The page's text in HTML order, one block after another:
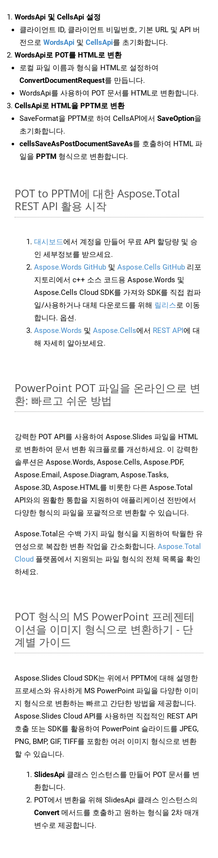
WordsApi 및 CellsApi 설정
클라이언트 ID, 클라이언트 비밀번호, 기본 URL 및 API 버
전으로 WordsApi 및 CellsApi를 초기화합니다.
WordsApi로 POT를 HTML로 변환
로컬 파일 이름과 형식을 HTML로 설정하여
ConvertDocumentRequest를 만듭니다.
WordsApi를 사용하여 POT 문서를 HTML로 변환합니다.
CellsApi로 HTML을 PPTM로 변환
SaveFormat을 PPTM로 하여 CellsAPI에서 SaveOption을
초기화합니다.
cellsSaveAsPostDocumentSaveAs를 호출하여 HTML 파
일을 PPTM 형식으로 변환합니다.
POT to PPTM에 대한 Aspose.Total
REST API 활용 시작
대시보드에서 계정을 만들어 무료 API 할당량 및 승
인 세부정보를 받으세요.
Aspose.Words GitHub 및 Aspose.Cells GitHub 리포
지토리에서 c++ 소스 코드용 Aspose.Words 및
Aspose.Cells Cloud SDK를 가져와 SDK를 직접 컴파
일/사용하거나 대체 다운로드를 위해 릴리스로 이동
합니다. 옵션.
Aspose.Words 및 Aspose.Cells에서 REST API에 대
해 자세히 알아보세요.
PowerPoint POT 파일을 온라인으로 변
환: 빠르고 쉬운 방법
강력한 POT API를 사용하여 Aspose.Slides 파일을 HTML
로 변환하여 문서 변환 워크플로를 개선하세요. 이 강력한
솔루션은 Aspose.Words, Aspose.Cells, Aspose.PDF,
Aspose.Email, Aspose.Diagram, Aspose.Tasks,
Aspose.3D, Aspose.HTML를 비롯한 다른 Aspose.Total
API와의 원활한 통합을 지원하여 애플리케이션 전반에서
다양한 형식의 파일을 포괄적으로 변환할 수 있습니다.
Aspose.Total은 수백 가지 파일 형식을 지원하여 탁월한 유
연성으로 복잡한 변환 작업을 간소화합니다. Aspose.Total
Cloud 플랫폼에서 지원되는 파일 형식의 전체 목록을 확인
하세요.
POT 형식의 MS PowerPoint 프레젠테
이션을 이미지 형식으로 변환하기 - 단
계별 가이드
Aspose.Slides Cloud SDK는 위에서 PPTM에 대해 설명한
프로세스와 유사하게 MS PowerPoint 파일을 다양한 이미
지 형식으로 변환하는 빠르고 간단한 방법을 제공합니다.
Aspose.Slides Cloud API를 사용하면 직접적인 REST API
호출 또는 SDK를 활용하여 PowerPoint 슬라이드를 JPEG,
PNG, BMP, GIF, TIFF를 포함한 여러 이미지 형식으로 변환
할 수 있습니다.
SlidesApi 클래스 인스턴스를 만들어 POT 문서를 변
환합니다.
POT에서 변환을 위해 SlidesApi 클래스 인스턴스의
Convert 메서드를 호출하고 원하는 형식을 2차 매개
변수로 제공합니다.